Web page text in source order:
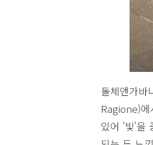
돌체앤가바
Ragione)
있어 '빛'을